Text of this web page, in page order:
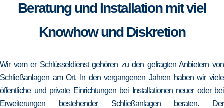
Beratung und Installation mit viel
Knowhow und Diskretion
Wir vom er Schlüsseldienst gehören zu den gefragten Anbietern von
Schließanlagen am Ort. In den vergangenen Jahren haben wir viele
öffentliche und private Einrichtungen bei Installationen neuer oder bei
Erweiterungen bestehender Schließanlagen beraten. Der